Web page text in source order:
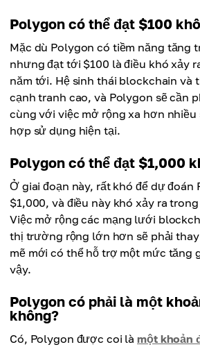
Polygon có thể đạt $100
Mặc dù Polygon có tiềm năng tăng
nhưng đạt tới $100 là điều khó xảy
năm tới. Hệ sinh thái blockchain và
cạnh tranh cao, và Polygon sẽ cần
cùng với việc mở rộng xa hơn
hợp sử dụng hiện tại.
Polygon có thể đạt $1,000
Ở giai đoạn này, rất khó để dự đoán
$1,000, và điều này khó xảy ra
Việc mở rộng các mạng lưới
thị trường rộng lớn hơn sẽ phải
mẽ mới có thể hỗ trợ một mức tăng
vậy.
Polygon có phải là một
không?
Có, Polygon được coi làmột khoản